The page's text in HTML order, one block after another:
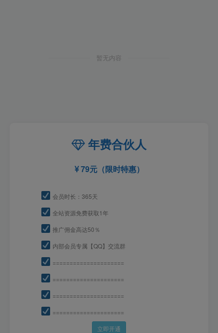
暂无内容
年费合伙人
79元（限时特惠）
会员时长：365天
全站资源免费获取1年
推广佣金高达50％
内部会员专属【QQ】交流群
=====================
=====================
=====================
=====================
立即开通